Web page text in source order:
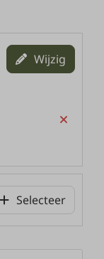
Wijzig
Selecteer